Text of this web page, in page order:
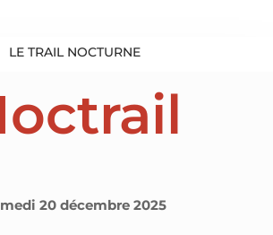
LE TRAIL NOCTURNE
20 décembre 2025